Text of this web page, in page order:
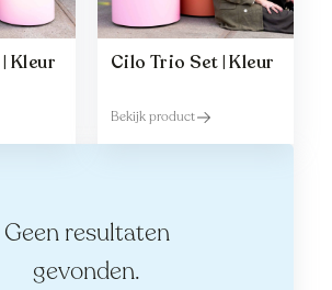
Kleur Cilo Trio Set | Kleur
Bekijk product
Geen resultaten
gevonden.